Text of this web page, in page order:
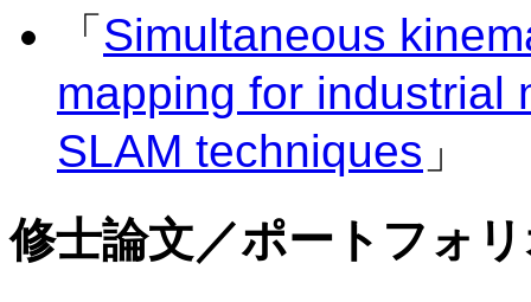
「 Simultaneous
mapping for industrial
SLAM techniques 」
修士論文／ポートフォ